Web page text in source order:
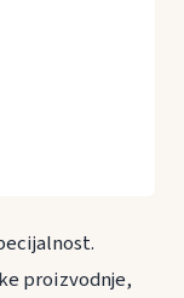
proizvodnje,